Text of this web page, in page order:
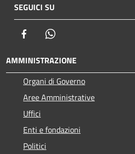
SEGUICI SU
Facebook
AMMINISTRAZIONE
Organi di Governo
Aree Amministrative
Uffici
Enti e fondazioni
Politici